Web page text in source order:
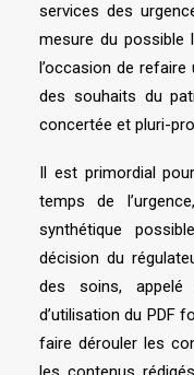
services des
mesure du possible
l’occasion de refaire
des souhaits du
concertée et pluri-
Il est primordial
temps de
synthétique
décision du
des soins, appelé
d’utilisation du PDF
faire dérouler les